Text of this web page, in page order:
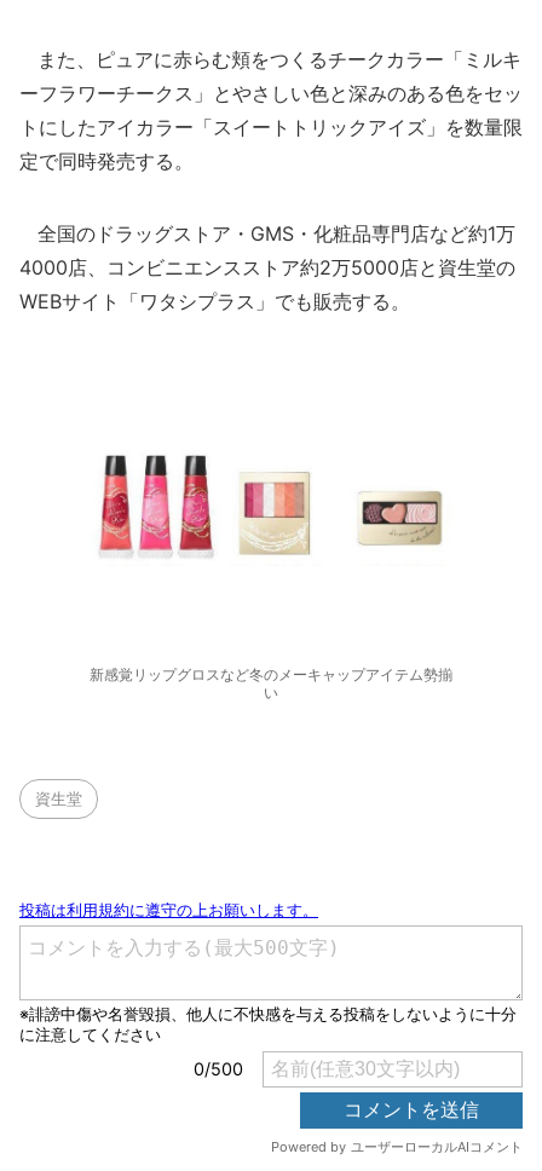
また、ピュアに赤らむ頬をつくるチークカラー「ミルキ
ーフラワーチークス」とやさしい色と深みのある色をセッ
トにしたアイカラー「スイートトリックアイズ」を数量限
定で同時発売する。
全国のドラッグストア・GMS・化粧品専門店など約1万
4000店、コンビニエンスストア約2万5000店と資生堂の
WEBサイト「ワタシプラス」でも販売する。
新感覚リップグロスなど冬のメーキャップアイテム勢揃
い
資生堂